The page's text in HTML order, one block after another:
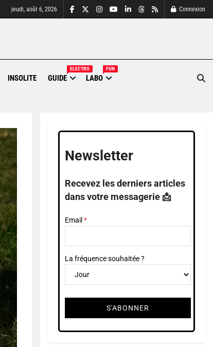
jeudi, août 6, 2026 Connexion
INSOLITE GUIDE
ELECTRO
LABO
FUN
Newsletter
Recevez les derniers articles
dans votre messagerie 📩
Email
La fréquence souhaitée ?